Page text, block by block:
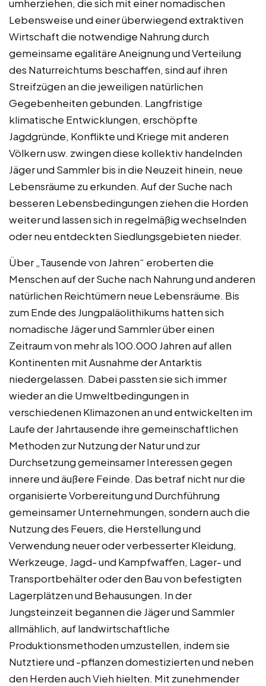
umherziehen, die sich mit einer nomadischen
Lebensweise und einer überwiegend extraktiven
Wirtschaft die notwendige Nahrung durch
gemeinsame egalitäre Aneignung und Verteilung
des Naturreichtums beschaffen, sind auf ihren
Streifzügen an die jeweiligen natürlichen
Gegebenheiten gebunden. Langfristige
klimatische Entwicklungen, erschöpfte
Jagdgründe, Konflikte und Kriege mit anderen
Völkern usw. zwingen diese kollektiv handelnden
Jäger und Sammler bis in die Neuzeit hinein, neue
Lebensräume zu erkunden. Auf der Suche nach
besseren Lebensbedingungen ziehen die Horden
weiter und lassen sich in regelmäßig wechselnden
oder neu entdeckten Siedlungsgebieten nieder.
Über „Tausende von Jahren“ eroberten die
Menschen auf der Suche nach Nahrung und anderen
natürlichen Reichtümern neue Lebensräume. Bis
zum Ende des Jungpaläolithikums hatten sich
nomadische Jäger und Sammler über einen
Zeitraum von mehr als 100.000 Jahren auf allen
Kontinenten mit Ausnahme der Antarktis
niedergelassen. Dabei passten sie sich immer
wieder an die Umweltbedingungen in
verschiedenen Klimazonen an und entwickelten im
Laufe der Jahrtausende ihre gemeinschaftlichen
Methoden zur Nutzung der Natur und zur
Durchsetzung gemeinsamer Interessen gegen
innere und äußere Feinde. Das betraf nicht nur die
organisierte Vorbereitung und Durchführung
gemeinsamer Unternehmungen, sondern auch die
Nutzung des Feuers, die Herstellung und
Verwendung neuer oder verbesserter Kleidung,
Werkzeuge, Jagd- und Kampfwaffen, Lager- und
Transportbehälter oder den Bau von befestigten
Lagerplätzen und Behausungen. In der
Jungsteinzeit begannen die Jäger und Sammler
allmählich, auf landwirtschaftliche
Produktionsmethoden umzustellen, indem sie
Nutztiere und -pflanzen domestizierten und neben
den Herden auch Vieh hielten. Mit zunehmender